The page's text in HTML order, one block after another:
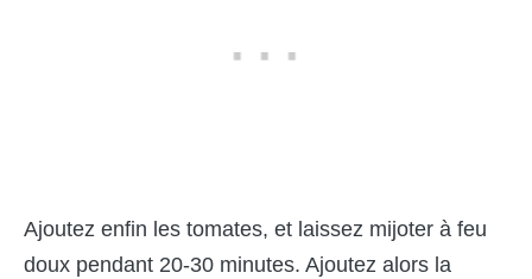
Ajoutez enfin les tomates, et laissez mijoter à feu
doux pendant 20-30 minutes. Ajoutez alors la